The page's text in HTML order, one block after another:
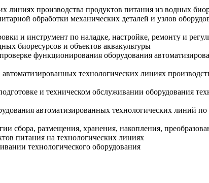
линиях производства продуктов питания из водных
обработки механических деталей и узлов
и инструмент по наладке, настройке, ремонту и
биоресурсов и объектов аквакультуры
функционирования оборудования
технологических линиях
и техническом обслуживании оборудования
автоматизированных технологических линий
сбора, размещения, хранения, накопления,
питания на технологических линиях
технологического оборудования